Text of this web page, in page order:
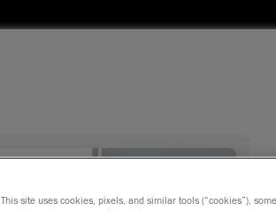
This site uses cookies, pixels, and similar tools (“cookies”),